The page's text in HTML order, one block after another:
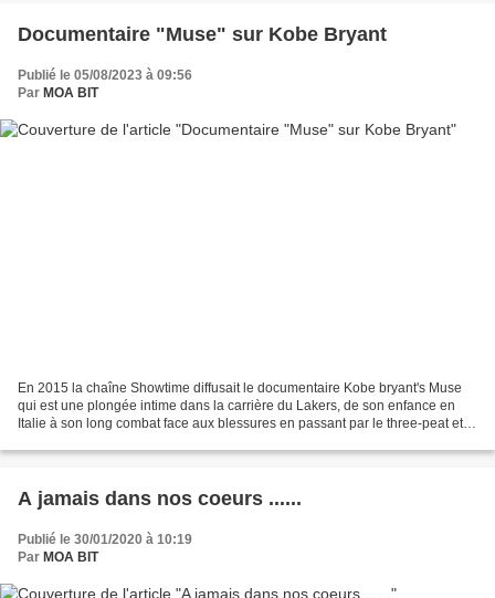
Documentaire "Muse" sur Kobe Bryant
Publié le 05/08/2023 à 09:56
Par MOA BIT
En 2015 la chaîne Showtime diffusait le documentaire Kobe bryant's Muse
qui est une plongée intime dans la carrière du Lakers, de son enfance en
Italie à son long combat face aux blessures en passant par le three-peat et
A jamais dans nos coeurs ......
Publié le 30/01/2020 à 10:19
Par MOA BIT